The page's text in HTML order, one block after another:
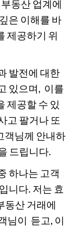
동산 업계에
은 이해를 바
제공하기 위
발전에 대한
있으며, 이를
제공할 수 있
고 팔거나 또
객님께 안내하
드립니다.
하나는 고객
니다. 저는 효
동산 거래에
님이 듣고, 이